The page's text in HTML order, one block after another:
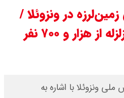
زمین‌لرزه در ونزوئلا /
تعداد جان باختگان زلزله از هزار و ۷۰۰ نفر
ونزوئلا با اشاره به